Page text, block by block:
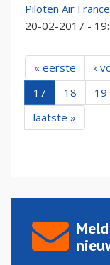
Piloten Air
20-02-2017 -
« eerste ‹
17
18 19
laatste »